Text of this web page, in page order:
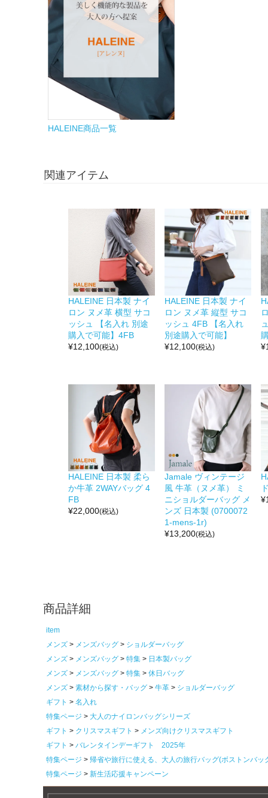
HALEINE商品一覧
関連アイテム
HALEINE 日本製 ナイ
ロン ヌメ革 横型 サコ
ッシュ 【名入れ 別途
購入で可能】4FB
¥12,100(税込)
HALEINE 日本製 ナイ
ロン ヌメ革 縦型 サコ
ッシュ 4FB 【名入れ
別途購入で可能】
¥12,100(税込)
¥
HALEINE 日本製 柔ら
か牛革 2WAYバッグ 4
FB
¥22,000(税込)
Jamale ヴィンテージ
風 牛革（ヌメ革） ミ
ニショルダーバッグ メ
ンズ 日本製 (0700072
1-mens-1r)
¥13,200(税込)
¥
商品詳細
item
メンズ
メンズバッグ
ショルダーバッグ
メンズ
メンズバッグ 特集
日本製バッグ
メンズ
メンズバッグ 特集
休日バッグ
メンズ
素材から探す・バッグ 牛革
ショルダーバッグ
ギフト
名入れ
特集ページ
大人のナイロンバッグシリーズ
ギフト
クリスマスギフト
メンズ向けクリスマスギフト
ギフト
バレンタインデーギフト 2025年
特集ページ
帰省や旅行に使える、大人の旅行バッグ(ボストンバッ
特集ページ
新生活応援キャンペーン